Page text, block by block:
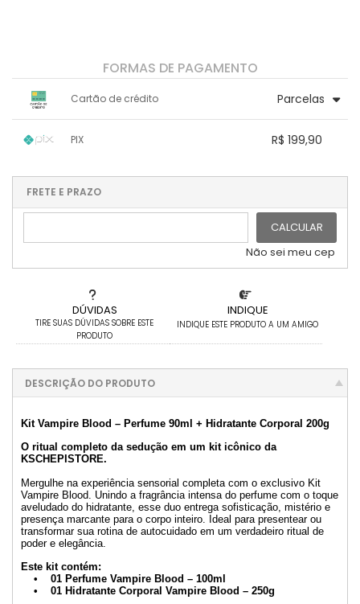
DÚVIDAS
TIRE SUAS DÚVIDAS SOBRE ESTE
PRODUTO
INDIQUE
INDIQUE ESTE PRODUTO A UM AMIGO
FORMAS DE PAGAMENTO
Cartão de crédito Parcelas
PIX R$ 199,90
...
....
FRETE E PRAZO
CALCULAR
Não sei meu cep
DESCRIÇÃO DO PRODUTO
Kit Vampire Blood – Perfume 90ml + Hidratante Corporal 200g
O ritual completo da sedução em um kit icônico da
KSCHEPISTORE.
Mergulhe na experiência sensorial completa com o exclusivo Kit
Vampire Blood. Unindo a fragrância intensa do perfume com o toque
aveludado do hidratante, esse duo entrega sofisticação, mistério e
presença marcante para o corpo inteiro. Ideal para presentear ou
transformar sua rotina de autocuidado em um verdadeiro ritual de
poder e elegância.
Este kit contém:
• 01 Perfume Vampire Blood – 100ml
• 01 Hidratante Corporal Vampire Blood – 250g